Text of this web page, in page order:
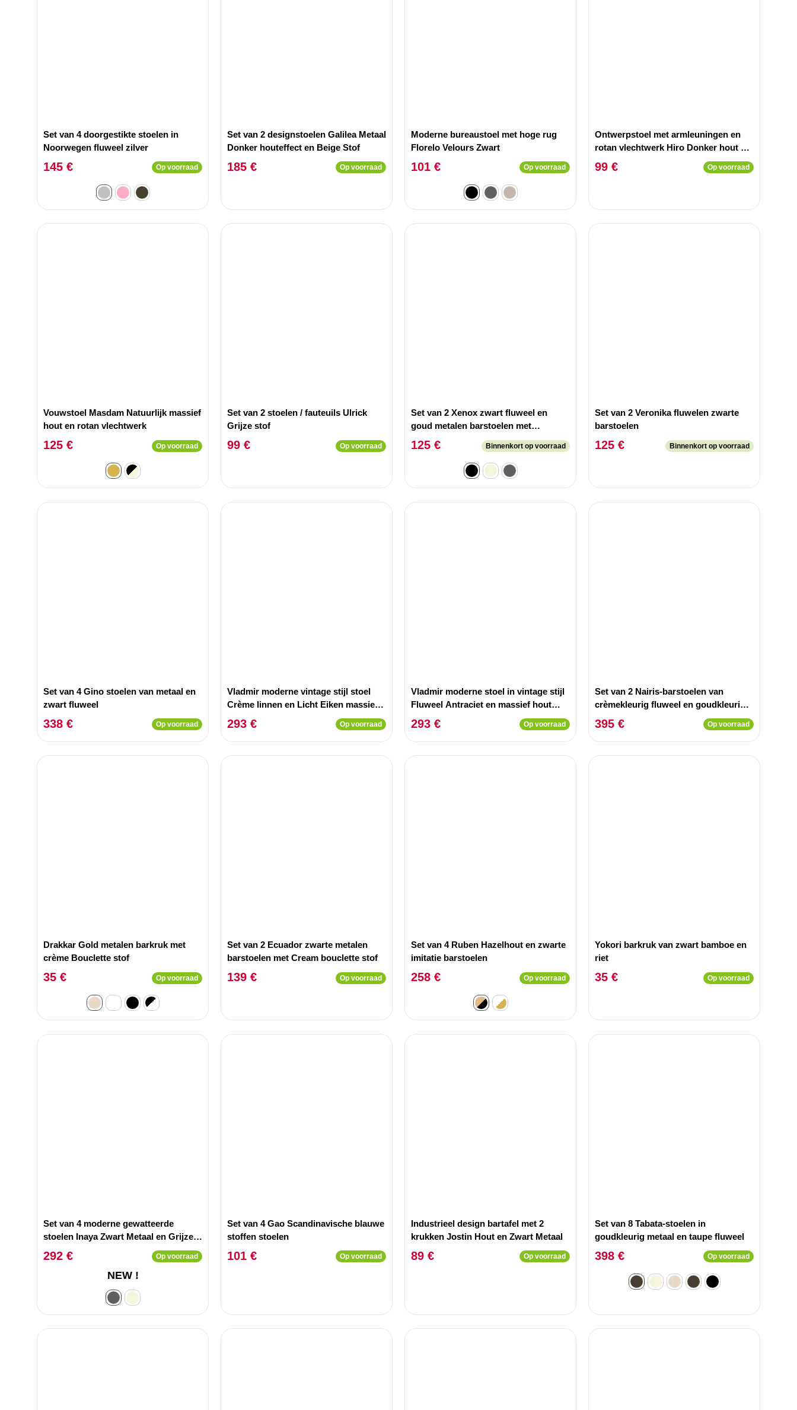
Set van 4 doorgestikte stoelen in
Noorwegen fluweel zilver
145 € Op voorraad
Set van 2 designstoelen Galilea Metaal
Donker houteffect en Beige Stof
185 € Op voorraad
Moderne bureaustoel met hoge rug
Florelo Velours Zwart
101 € Op voorraad
Ontwerpstoel met armleuningen en
rotan vlechtwerk Hiro Donker hout en
Beige Stof
99 € Op voorraad
Vouwstoel Masdam Natuurlijk massief
hout en rotan vlechtwerk
125 € Op voorraad
Set van 2 stoelen / fauteuils Ulrick
Grijze stof
99 € Op voorraad
Set van 2 Xenox zwart fluweel en
goud metalen barstoelen met
afgeronde netruggen
125 € Binnenkort op voorraad
Set van 2 Veronika fluwelen zwarte
barstoelen
125 € Binnenkort op voorraad
Set van 4 Gino stoelen van metaal en
zwart fluweel
338 € Op voorraad
Vladmir moderne vintage stijl stoel
Crème linnen en Licht Eiken massief
hout
293 € Op voorraad
Vladmir moderne stoel in vintage stijl
Fluweel Antraciet en massief hout
Zwart
293 € Op voorraad
Set van 2 Nairis-barstoelen van
crèmekleurig fluweel en goudkleurig
metaal
395 € Op voorraad
Drakkar Gold metalen barkruk met
crème Bouclette stof
35 € Op voorraad
Set van 2 Ecuador zwarte metalen
barstoelen met Cream bouclette stof
139 € Op voorraad
Set van 4 Ruben Hazelhout en zwarte
imitatie barstoelen
258 € Op voorraad
Yokori barkruk van zwart bamboe en
riet
35 € Op voorraad
Set van 4 moderne gewatteerde
stoelen Inaya Zwart Metaal en Grijze
Stof
292 € Op voorraad
NEW !
Set van 4 Gao Scandinavische blauwe
stoffen stoelen
101 € Op voorraad
Industrieel design bartafel met 2
krukken Jostin Hout en Zwart Metaal
89 € Op voorraad
Set van 8 Tabata-stoelen in
goudkleurig metaal en taupe fluweel
398 € Op voorraad